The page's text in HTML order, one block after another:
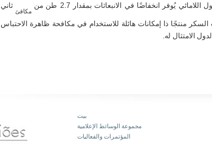
يُوفر انخفاضًا في الانبعاثات بمقدار 2.7 طن من
مكافئ
ثاني
من قصب السكر منتجًا ذا إمكانات هائلة للاستخدام في مكافحة ظاهرة الاحتباس
الامتثال له.
بيت
مجموعة الوسائط الإعلامية
المؤتمرات والفعاليات